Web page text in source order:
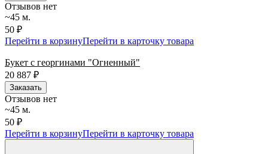
Отзывов нет
~45 м.
50 ₽
Перейти в корзинуПерейти в карточку товара
Букет с георгинами "Огненный"
20 887 ₽
Заказать
Отзывов нет
~45 м.
50 ₽
Перейти в корзинуПерейти в карточку товара